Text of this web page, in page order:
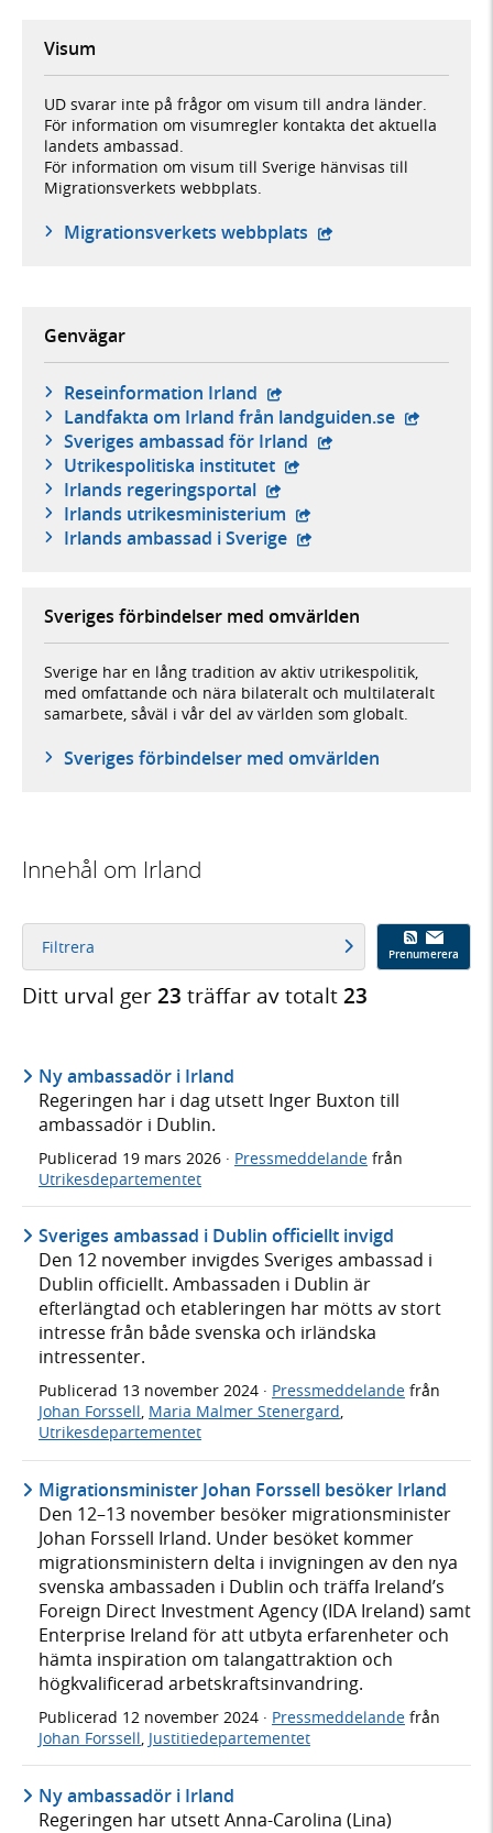
Visum
UD svarar inte på frågor om visum till andra länder.
För information om visumregler kontakta det aktuella
landets ambassad.
För information om visum till Sverige hänvisas till
Migrationsverkets webbplats.
Migrationsverkets webbplats - öppnas i ny flik,
Genvägar
Reseinformation Irland - extern webbplats,
Landfakta om Irland från landguiden.se - extern
Sveriges ambassad för Irland - extern webbplats,
Utrikespolitiska institutet - extern webbplats,
Irlands regeringsportal - extern webbplats,
Irlands utrikesministerium - extern webbplats,
Irlands ambassad i Sverige - extern webbplats,
Sveriges förbindelser med omvärlden
Sverige har en lång tradition av aktiv utrikespolitik,
med omfattande och nära bilateralt och multilateralt
samarbete, såväl i vår del av världen som globalt.
Sveriges förbindelser med omvärlden
Innehål om Irland
Filtrera Prenumerera
Ditt urval ger23 träffar av totalt23
Ny ambassadör i Irland
Regeringen har i dag utsett Inger Buxton till
ambassadör i Dublin.
Publicerad 19 mars 2026 · Pressmeddelande från
Utrikesdepartementet
Sveriges ambassad i Dublin officiellt invigd
Den 12 november invigdes Sveriges ambassad i
Dublin officiellt. Ambassaden i Dublin är
efterlängtad och etableringen har mötts av stort
intresse från både svenska och irländska
intressenter.
Publicerad 13 november 2024 · Pressmeddelande från
Johan Forssell, Maria Malmer Stenergard,
Utrikesdepartementet
Migrationsminister Johan Forssell besöker Irland
Den 12–13 november besöker migrationsminister
Johan Forssell Irland. Under besöket kommer
migrationsministern delta i invigningen av den nya
svenska ambassaden i Dublin och träffa Ireland’s
Foreign Direct Investment Agency (IDA Ireland) samt
Enterprise Ireland för att utbyta erfarenheter och
hämta inspiration om talangattraktion och
högkvalificerad arbetskraftsinvandring.
Publicerad 12 november 2024 · Pressmeddelande från
Johan Forssell, Justitiedepartementet
Ny ambassadör i Irland
Regeringen har utsett Anna-Carolina (Lina)